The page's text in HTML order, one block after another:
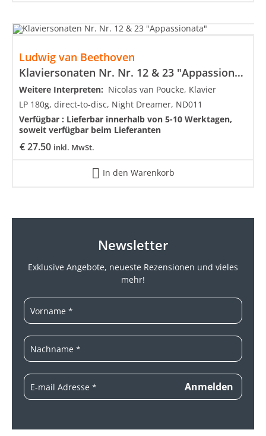
Ludwig van Beethoven
Klaviersonaten Nr. Nr. 12 & 23 "Appassionata"
€27.50 inkl. MwSt.
Weitere Interpreten: Nicolas van Poucke, Klavier
LP 180g, direct-to-disc, Night Dreamer, ND011
Verfügbar : Lieferbar innerhalb von 5-10 Werktagen,
soweit verfügbar beim Lieferanten
In den Warenkorb
Newsletter
Exklusive Angebote, neueste Rezensionen und vieles
mehr!